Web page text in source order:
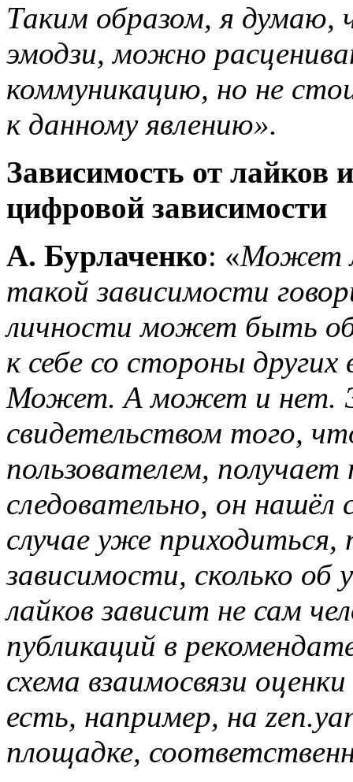
Таким образом, я думаю,
эмодзи, можно
коммуникацию, но не
к данному явлению».
Зависимость от лайков
цифровой зависимости
А. Бурлаченко: «Может
такой зависимости
личности может быть
к себе со стороны
Может. А может и нет.
свидетельством того,
пользователем,
следовательно, он
случае уже приходиться,
зависимости, сколько
лайков зависит не сам
публикаций в
схема взаимосвязи
есть, например, на z
площадке,